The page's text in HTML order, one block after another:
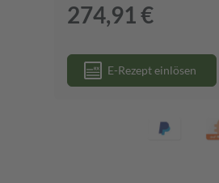
274,91 €
E-Rezept einlösen